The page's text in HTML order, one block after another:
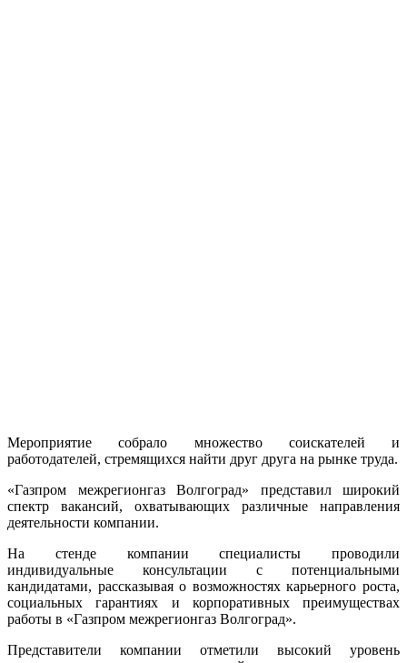
Мероприятие собрало множество соискателей и
работодателей, стремящихся найти друг друга на рынке труда.
«Газпром межрегионгаз Волгоград» представил широкий
спектр вакансий, охватывающих различные направления
деятельности компании.
На стенде компании специалисты проводили
индивидуальные консультации с потенциальными
кандидатами, рассказывая о возможностях карьерного роста,
социальных гарантиях и корпоративных преимуществах
работы в «Газпром межрегионгаз Волгоград».
Представители компании отметили высокий уровень